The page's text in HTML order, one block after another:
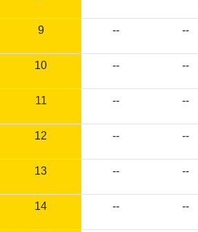
9 -- --
10 -- --
11 -- --
12 -- --
13 -- --
14 -- --